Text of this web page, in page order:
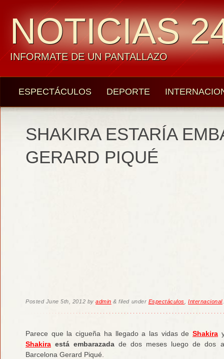
NOTICIAS
INFORMATE DE UN PANTALLAZO
ESPECTÁCULOS DEPORTE
SHAKIRA ESTARÍA
GERARD PIQUÉ
Posted June 5th, 2012 byadmin & filed under Espectáculos ,Internacional.
Parece que la cigueña ha llegado a las vidas deShakira
Shakira está embarazada de dos meses luego de dos
Barcelona Gerard Piqué.